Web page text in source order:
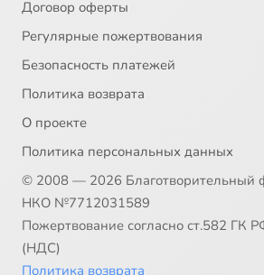
Договор оферты
Регулярные пожертвования
Безопасность платежей
Политика возврата
О проекте
Политика персональных данных
© 2008 — 2026 Благотворительный
НКО №7712031589
Пожертвование согласно ст.582 ГК
(НДС)
Политика возврата